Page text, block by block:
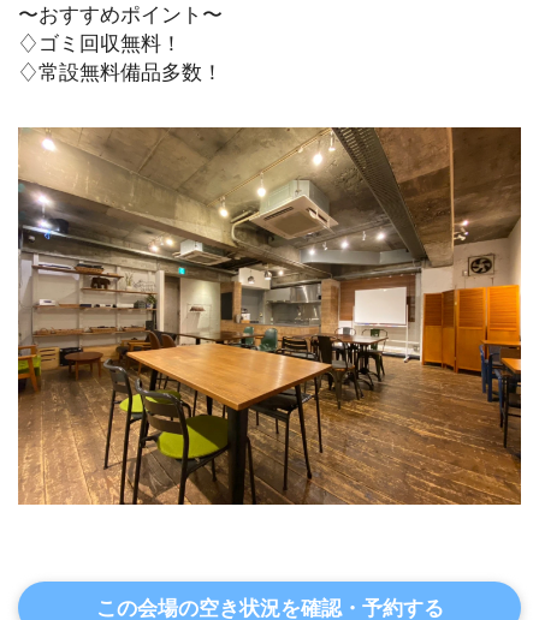
〜おすすめポイント〜
♢ゴミ回収無料！
♢常設無料備品多数！
この会場の空き状況を確認・予約する